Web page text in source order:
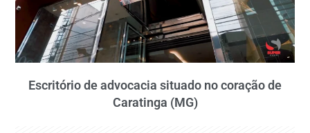
Escritório de advocacia situado no coração de
Caratinga (MG)